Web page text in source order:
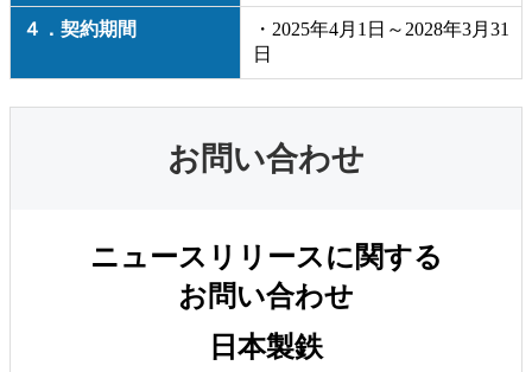
４．契約期間
・2025年4月1日～2028年3月31
日
お問い合わせ
ニュースリリースに関する
お問い合わせ
日本製鉄